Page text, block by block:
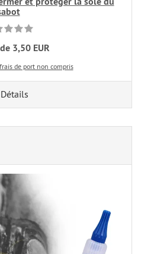
3,50 EUR
frais de port non compris
Détails